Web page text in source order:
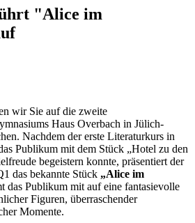
"Alice im
wir Sie auf die zweite
Haus Overbach in Jülich-
Nachdem der erste Literaturkurs in
Publikum mit dem Stück „Hotel zu den
begeistern konnte, präsentiert der
das bekannte Stück „Alice im
das Publikum mit auf eine fantasievolle
Figuren, überraschender
Momente.